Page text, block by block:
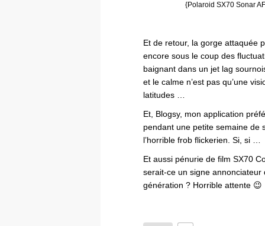
{Polaroid SX70 Sonar
Et de retour, la gorge attaquée
encore sous le coup des
baignant dans un jet lag
et le calme n’est pas qu’une
latitudes …
Et, Blogsy, mon application
pendant une petite semaine
l’horrible frob flickerien. Si, si …
Et aussi pénurie de film SX70
serait-ce un signe annonciateur
génération ? Horrible attente 😉